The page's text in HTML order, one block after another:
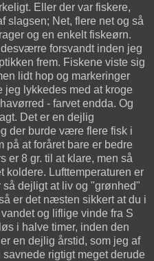
Eller der var fiskere,
slagsen; Net, flere net og så
og en enkelt fiskeørn.
forsvandt inden jeg
frem. Fiskene viste sig
lidt hop og markeringer
jeg lykkedes med at kroge
- farvet endda. Og
Det er en dejlig
der burde være flere fisk i
på at foråret bare er bedre
er 8 gr. til at klare, men så
Lufttemperaturen er
dejligt at liv og "grønhed"
er det næsten sikkert at du i
og liflige vinde fra S
i halve timer, inden den
en dejlig årstid, som jeg af
rigtigt meget derude